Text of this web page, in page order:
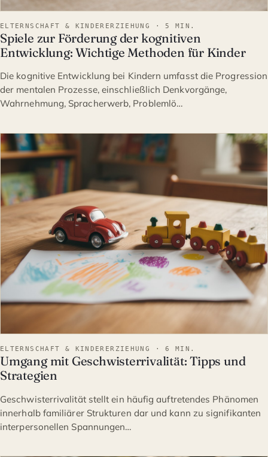
ELTERNSCHAFT & KINDERERZIEHUNG · 5 MIN.
Spiele zur Förderung der kognitiven
Entwicklung: Wichtige Methoden für Kinder
Die kognitive Entwicklung bei Kindern umfasst die Progression
der mentalen Prozesse, einschließlich Denkvorgänge,
Wahrnehmung, Spracherwerb, Problemlö…
ELTERNSCHAFT & KINDERE
ELTERNSCHAFT & KINDERERZIEHUNG · 6 MIN.
Umgang mit Geschwisterrivalität: Tipps und
Strategien
Geschwisterrivalität stellt ein häufig auftretendes Phänomen
innerhalb familiärer Strukturen dar und kann zu signifikanten
interpersonellen Spannungen…